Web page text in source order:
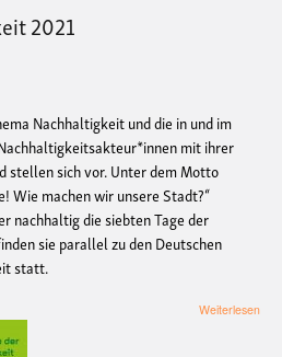
2021
Nachhaltigkeit und die in und im
mit ihrer
stellen sich vor. Unter dem Motto
Wie machen wir unsere Stadt?“
nachhaltig die siebten Tage der
sie parallel zu den Deutschen
statt.
Weiterlesen